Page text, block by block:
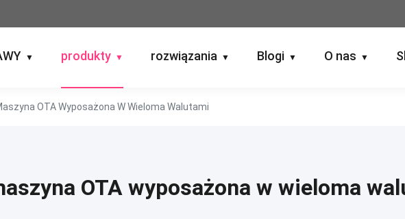
▼ produkty ▼ rozwiązania ▼ Blogi ▼ O nas ▼
OTA Wyposażona W Wieloma Walutami
OTA wyposażona w wieloma